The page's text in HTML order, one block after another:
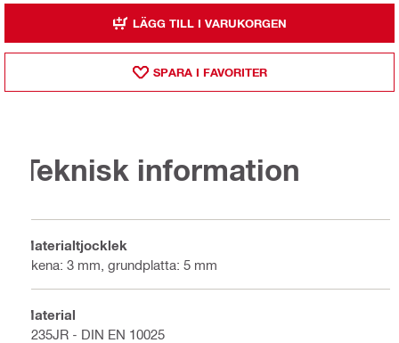
LÄGG TILL I VARUKORGEN
SPARA I FAVORITER
Teknisk information
Materialtjocklek
Skena: 3 mm, grundplatta: 5 mm
Material
S235JR - DIN EN 10025